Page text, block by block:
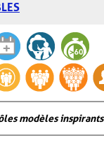
modèles inspirants